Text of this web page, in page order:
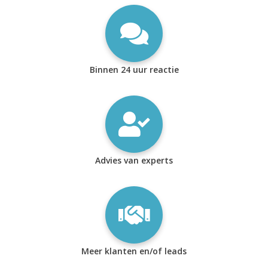
Binnen 24 uur reactie
Advies van experts
Meer klanten en/of leads